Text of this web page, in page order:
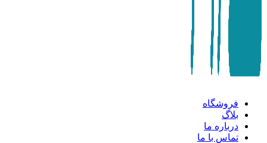
فروشگاه
بلاگ
درباره ما
تماس با ما